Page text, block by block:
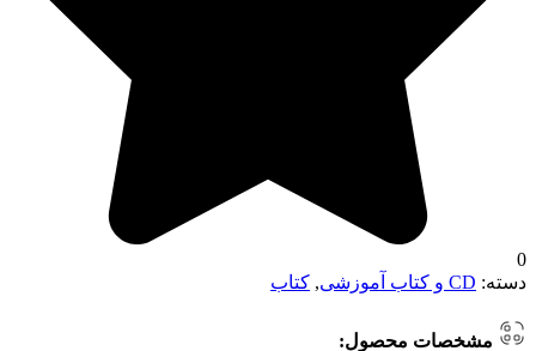
0
دسته: CD و کتاب آموزشی , کتاب
مشخصات محصول: